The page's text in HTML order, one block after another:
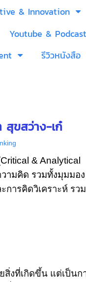
& Innovation
Youtube & Podcast
รีวิวหนังสือ
สุขสว่าง-เก๋
& Analytical
ามคิด รวมทั้งมุมมอง
การคิดวิเคราะห์ รวม
งที่เกิดขึ้น แต่เป็นก